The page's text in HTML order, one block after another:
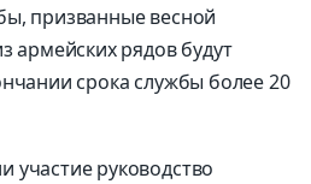
призванные весной
армейских рядов будут
срока службы более 20
участие руководство